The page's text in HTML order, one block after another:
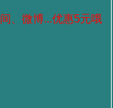
、微博...优惠5元哦